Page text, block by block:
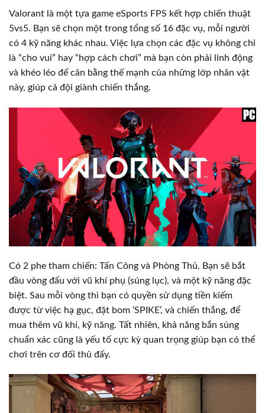
Valorant là một tựa game eSports FPS kết hợp chiến thuật
5vs5. Bạn sẽ chọn một trong tổng số 16 đặc vụ, mỗi người
có 4 kỹ năng khác nhau. Việc lựa chọn các đặc vụ không chỉ
là “cho vui” hay “hợp cách chơi” mà bạn còn phải linh động
và khéo léo để cân bằng thế mạnh của những lớp nhân vật
này, giúp cả đội giành chiến thắng.
Có 2 phe tham chiến: Tấn Công và Phòng Thủ. Bạn sẽ bắt
đầu vòng đấu với vũ khí phụ (súng lục), và một kỹ năng đặc
biệt. Sau mỗi vòng thì bạn có quyền sử dụng tiền kiếm
được từ việc hạ gục, đặt bom ‘SPIKE’, và chiến thắng, để
mua thêm vũ khí, kỹ năng. Tất nhiên, khả năng bắn súng
chuẩn xác cũng là yếu tố cực kỳ quan trọng giúp bạn có thể
chơi trên cơ đối thủ đấy.